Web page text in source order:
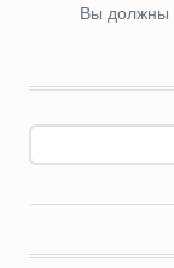
Вы должны